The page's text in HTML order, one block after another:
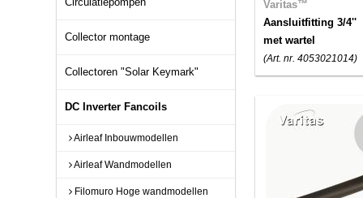
Collector montage
Collectoren "Solar Keymark"
DC Inverter Fancoils
Airleaf Inbouwmodellen
Airleaf Wandmodellen
Filomuro Hoge wandmodellen
Varitas™
Aansluitfitting 3/4''
met wartel
(Art. nr. 4053021014)